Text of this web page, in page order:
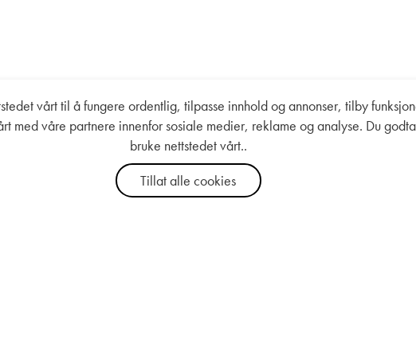
vårt til å fungere ordentlig, tilpasse innhold og annonser, tilby
med våre partnere innenfor sosiale medier, reklame og analyse. Du
bruke nettstedet vårt..
Tillat alle cookies